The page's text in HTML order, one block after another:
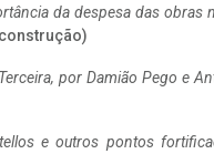
da despesa das obras
por Damião Pego e
e outros pontos